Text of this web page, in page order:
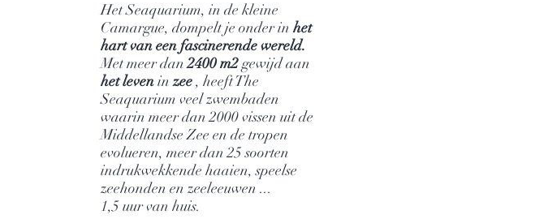
Het Seaquarium, in de kleine
Camargue, dompelt je onder in het
hart van een fascinerende wereld.
Met meer dan2400 m2gewijd aan
het leveninzee, heeft The
Seaquarium veel zwembaden
waarin meer dan 2000 vissen uit de
Middellandse Zee en de tropen
evolueren, meer dan 25 soorten
indrukwekkende haaien, speelse
zeehonden en zeeleeuwen ...
1,5 uur van huis.